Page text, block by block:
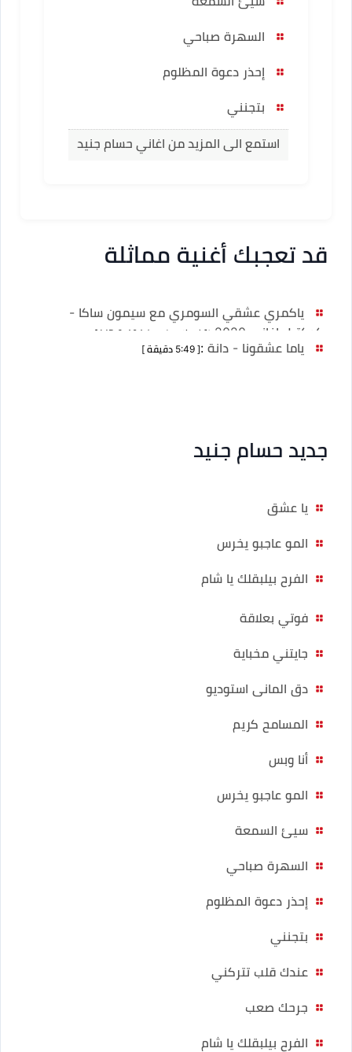
السهرة صباحي
إحذر دعوة المظلوم
بتجنني
استمع الى المزيد من اغاني حسام جنيد
قد تعجبك أغنية مماثلة
ياكمري عشقي السومري مع سيمون ساكا -
كوكتيل اغاني 2020
:
[ MB 3,494 (no duration) ]
ياما عشقونا - دانة :[ 5:49 دقيقة ]
جديد حسام جنيد
يا عشق
المو عاجبو يخرس
الفرح بيلبقلك يا شام
فوتي بعلاقة
جايتني مخباية
دق المانى استوديو
المسامح كريم
أنا وبس
المو عاجبو يخرس
سيئ السمعة
السهرة صباحي
إحذر دعوة المظلوم
بتجنني
عندك قلب تتركني
جرحك صعب
الفرح بيلبقلك يا شام